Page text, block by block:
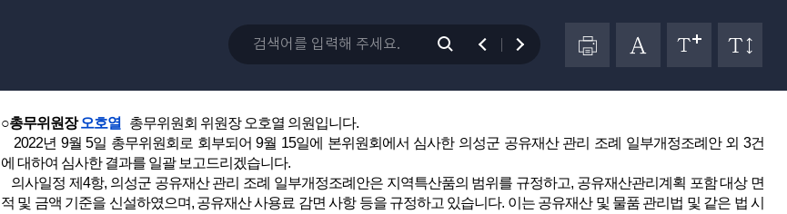
다음은 의사일정 제4항, 의성군 공유재산 관리 조례 일부개정조례안, 의사일정 제5항, 의성군 노인복지기금 설
치 및 운용에 관한 조례 폐지조례안, 의사일정 제6항, 의성군 아동 온종일 돌봄 지원에 관한 조례안, 의사일정 제7항, 2022년도 3
총무위원회 오호열 위원장, 발언대로 나오셔서 심사결과를 보고하여 주시기 바랍니다.
○총무위원장오호열
총무위원회 위원장 오호열 의원입니다.
2022년 9월 5일 총무위원회로 회부되어 9월 15일에 본위원회에서 심사한 의성군 공유재산 관리 조례 일부개정조례안 외 3건
에 대하여 심사한 결과를 일괄 보고드리겠습니다.
의사일정 제4항, 의성군 공유재산 관리 조례 일부개정조례안은 지역특산품의 범위를 규정하고, 공유재산관리계획 포함 대상 면
적 및 금액 기준을 신설하였으며, 공유재산 사용료 감면 사항 등을 규정하고 있습니다. 이는 공유재산 및 물품 관리법 및 같은 법 시